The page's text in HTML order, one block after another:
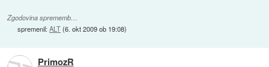
Zgodovina sprememb…
spremenil:ALT(6. okt 2009 ob 19:08)
PrimozR